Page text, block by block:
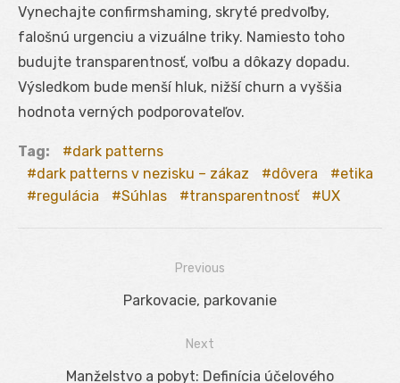
Vynechajte confirmshaming, skryté predvoľby,
falošnú urgenciu a vizuálne triky. Namiesto toho
budujte transparentnosť, voľbu a dôkazy dopadu.
Výsledkom bude menší hluk, nižší churn a vyššia
hodnota verných podporovateľov.
Tag:
dark patterns
dark patterns v nezisku – zákaz
dôvera
etika
regulácia
Súhlas transparentnosť UX
Navigácia
Previous
Previous
Parkovacie, parkovanie
Next
Manželstvo a pobyt: Definícia účelového